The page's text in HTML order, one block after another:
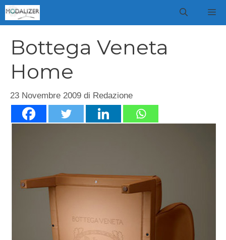
Vai
al
Bottega Veneta
Home
23 Novembre 2009 di Redazione